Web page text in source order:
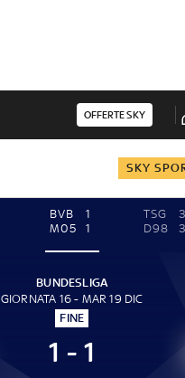
OFFERTE SKY
SKY
BVB
1
M05
1
TSG
3
D98
3
BUNDESLIGA
GIORNATA 16 - MAR 19 DIC
FINE
1 - 1